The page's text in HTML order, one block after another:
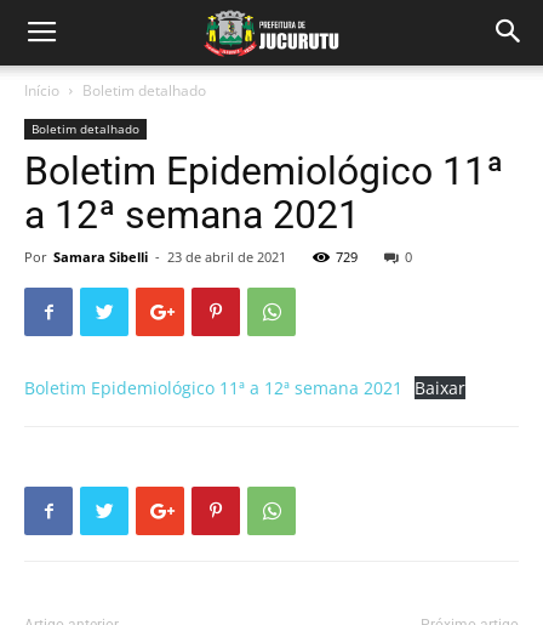
Início Boletim detalhado
Boletim detalhado
Boletim Epidemiológico 11ª
a 12ª semana 2021
Por Samara Sibelli - 23 de abril de 2021 729 0
Boletim Epidemiológico 11ª a 12ª semana 2021 Baixar